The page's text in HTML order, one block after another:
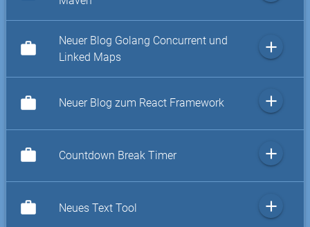
work
Neuer Blog Golang Concurrent und
Linked Maps
add
work Neuer Blog zum React Framework add
work Countdown Break Timer add
work Neues Text Tool add